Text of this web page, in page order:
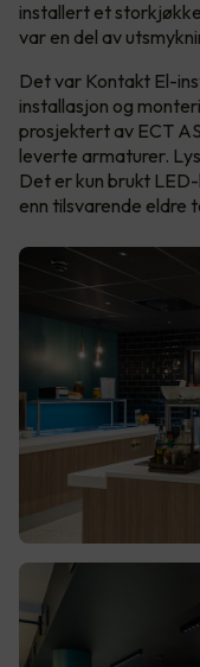
installert et
var en del av
Det var Kontakt El-
installasjon og
prosjektert av ECT
leverte armaturer.
Det er kun brukt
enn tilsvarende eldre